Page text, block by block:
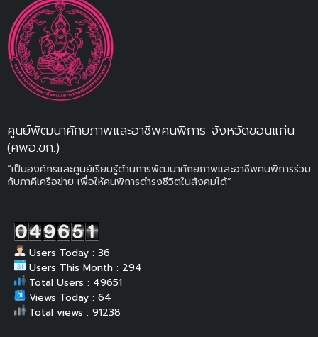
ศูนย์พัฒนาศักยภาพและอาชีพคนพิการ จังหวัดขอนแก่น
(ศพอ.ขก.)
“เป็นองค์กรและศูนย์เรียนรู้ด้านการพัฒนาศักยภาพและอาชีพคนพิการร่วม
กับภาคีเครือข่าย เพื่อให้คนพิการดำรงชีวิตในสังคมได้”
Users Today : 36
Users This Month : 294
Total Users : 49651
Views Today : 64
Total views : 91238